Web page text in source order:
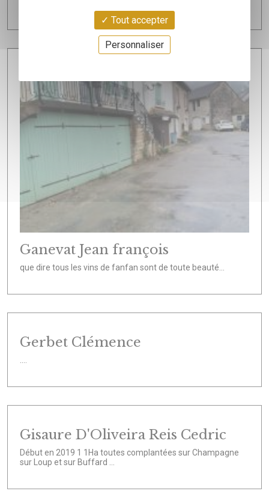
Ganevat Jean françois
que dire tous les vins de fanfan sont de toute beauté...
Gerbet Clémence
Gisaure D'Oliveira Reis Cedric
Début en 2019 1 1Ha toutes complantées sur Champagne
sur Loup et sur Buffard ...
Tout accepter
Personnaliser